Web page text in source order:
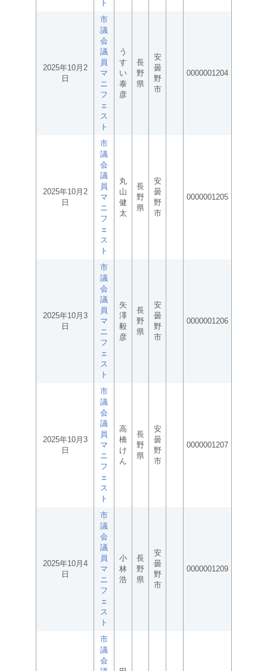
ト
2025年10月2
日
市
議
会
議
員
マ
ニ
フ
ェ
ス
ト
う
す
い
泰
彦
長
野
県
安
曇
野
市
0000001204
2025年10月2
日
市
議
会
議
員
マ
ニ
フ
ェ
ス
ト
丸
山
健
太
長
野
県
安
曇
野
市
0000001205
2025年10月3
日
市
議
会
議
員
マ
ニ
フ
ェ
ス
ト
矢
澤
毅
彦
長
野
県
安
曇
野
市
0000001206
2025年10月3
日
市
議
会
議
員
マ
ニ
フ
ェ
ス
ト
高
橋
け
ん
長
野
県
安
曇
野
市
0000001207
2025年10月4
日
市
議
会
議
員
マ
ニ
フ
ェ
ス
ト
小
林
浩
長
野
県
安
曇
野
市
0000001209
市
議
会